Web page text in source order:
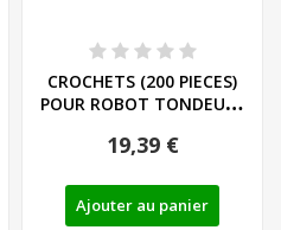
CROCHETS (200 PIECES)
POUR ROBOT TONDEUSE
19,39 €
Ajouter au panier